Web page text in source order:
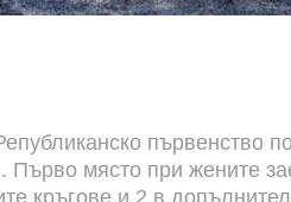
първенство
Първо място при жените